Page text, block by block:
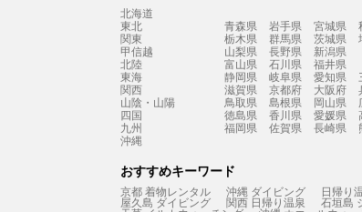
北海道
東北
青森県 岩手県 宮城県
関東
栃木県 群馬県 茨城県
甲信越
山梨県 長野県
新潟県
北陸
富山県 石川県
福井県
東海
静岡県 岐阜県 愛知県
関西
滋賀県 京都府 大阪府
山陰・山陽
鳥取県 島根県 岡山県
四国
徳島県 香川県 愛媛県
九州
福岡県 佐賀県 長崎県
沖縄
おすすめキーワード
京都 着物レンタル 沖縄 ダイビング 日帰り
屋久島 ダイビング 関西 日帰り温泉 石垣島